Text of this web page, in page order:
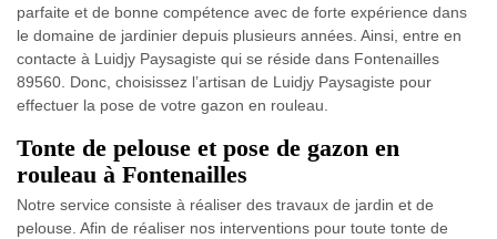
parfaite et de bonne compétence avec de forte expérience dans
le domaine de jardinier depuis plusieurs années. Ainsi, entre en
contacte à Luidjy Paysagiste qui se réside dans Fontenailles
89560. Donc, choisissez l’artisan de Luidjy Paysagiste pour
effectuer la pose de votre gazon en rouleau.
Tonte de pelouse et pose de gazon en
rouleau à Fontenailles
Notre service consiste à réaliser des travaux de jardin et de
pelouse. Afin de réaliser nos interventions pour toute tonte de